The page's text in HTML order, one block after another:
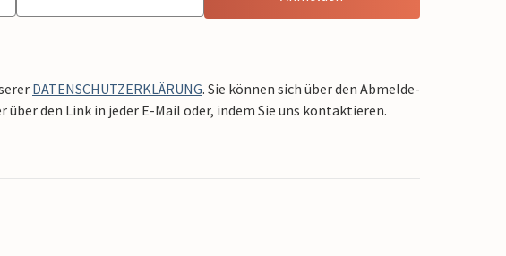
DATENSCHUTZERKLÄRUNG. Sie können sich über den Abmelde-
den Link in jeder E-Mail oder, indem Sie uns kontaktieren.